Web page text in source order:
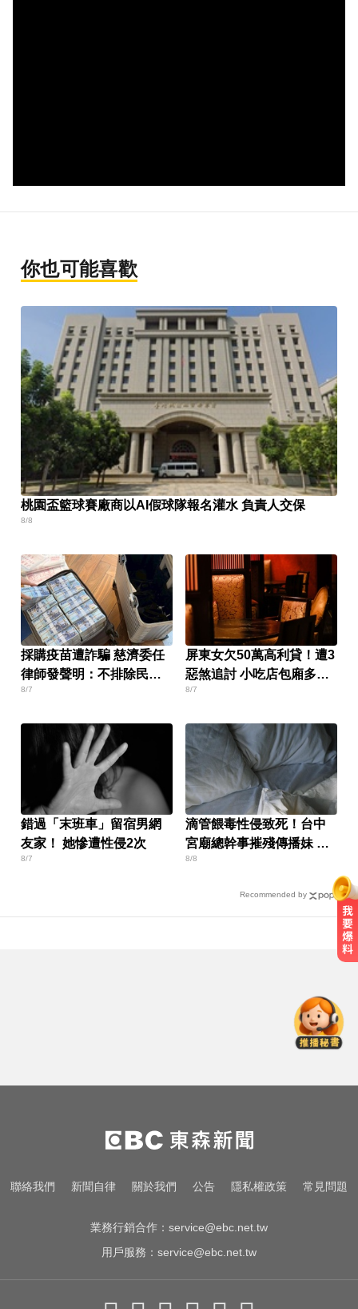
你也可能喜歡
桃園盃籃球賽廠商以AI假球隊報名灌水 負責人交保
8/8
採購疫苗遭詐騙 慈濟委任
律師發聲明：不排除民事
求償
8/7
屏東女欠50萬高利貸！遭3
惡煞追討 小吃店包廂多次
性侵
8/7
錯過「末班車」留宿男網
友家！ 她慘遭性侵2次
8/7
滴管餵毒性侵致死！台中
宮廟總幹事摧殘傳播妹 下
場出爐
8/8
Recommended by
課標準」
五角大廈再公開UFO檔案 飛官阿富
汗驚見「巨大三角形」
快訊／白海豚逼近！新竹縣尖石、
聯絡我們 新聞自律 關於我們 公告 隱私權政策 常見問題
業務行銷合作： service@ebc.net.tw
用戶服務： service@ebc.net.tw